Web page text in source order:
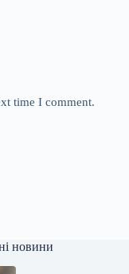
time I comment.
новини